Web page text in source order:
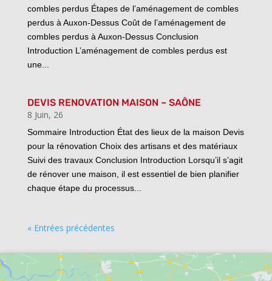
combles perdus Étapes de l’aménagement de combles
perdus à Auxon-Dessus Coût de l’aménagement de
combles perdus à Auxon-Dessus Conclusion
Introduction L’aménagement de combles perdus est
une...
DEVIS RENOVATION MAISON – SAÔNE
8 Juin, 26
Sommaire Introduction État des lieux de la maison Devis
pour la rénovation Choix des artisans et des matériaux
Suivi des travaux Conclusion Introduction Lorsqu’il s’agit
de rénover une maison, il est essentiel de bien planifier
chaque étape du processus...
« Entrées précédentes